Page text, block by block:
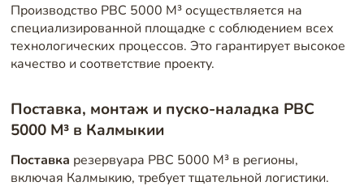
Производство РВС 5000 М³ осуществляется на
специализированной площадке с соблюдением всех
технологических процессов. Это гарантирует высокое
качество и соответствие проекту.
Поставка, монтаж и пуско-наладка РВС
5000 М³ в Калмыкии
Поставка резервуара РВС 5000 М³ в регионы,
включая Калмыкию, требует тщательной логистики.